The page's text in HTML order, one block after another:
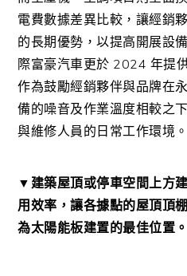
電費數據差異比較，讓經銷
的長期優勢，以提高開展設
際富豪汽車更於 2024 年提
作為鼓勵經銷夥伴與品牌在
備的噪音及作業溫度相較之
與維修人員的日常工作環境。
▼建築屋頂或停車空間上方
用效率，讓各據點的屋頂頂
為太陽能板建置的最佳位置。